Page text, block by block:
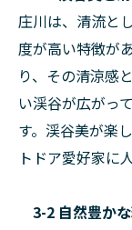
庄川は、清流と
度が高い特徴が
り、その清涼感
い渓谷が広がっ
す。渓谷美が楽
トドア愛好家に
3-2 自然豊かな